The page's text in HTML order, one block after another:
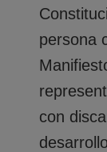
persona
con